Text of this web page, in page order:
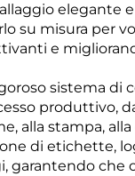
elegante
su misura per
e
sistema di
produttivo,
alla stampa,
di etichette,
garantendo che